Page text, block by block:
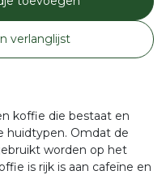
verlanglijst
koffie die bestaat en
huidtypen. Omdat de
worden op het
is rijk is aan cafeïne en